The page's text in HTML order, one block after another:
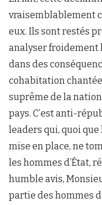
vraisemblablement
eux. Ils sont restés
analyser froidement
dans des
cohabitation
suprême de la
pays. C’est anti-
leaders qui, quoi
mise en place, ne
les hommes d’État,
humble avis,
partie des hommes